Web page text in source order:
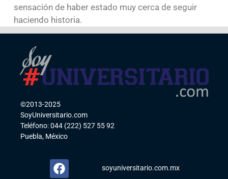
sensación de haber estado muy cerca de seguir
haciendo historia.
©2013-2025
SoyUniversitario.com
Teléfono: 044 (222) 527 55 92
Puebla, México
soyuniversitario.com.mx